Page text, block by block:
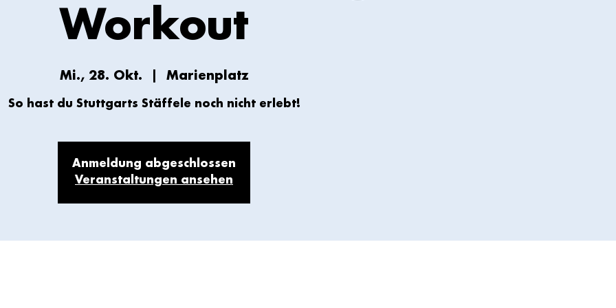
Workout
Mi., 28. Okt. Marienplatz
So hast du Stuttgarts Stäffele noch nicht erlebt!
Anmeldung abgeschlossen
Veranstaltungen ansehen